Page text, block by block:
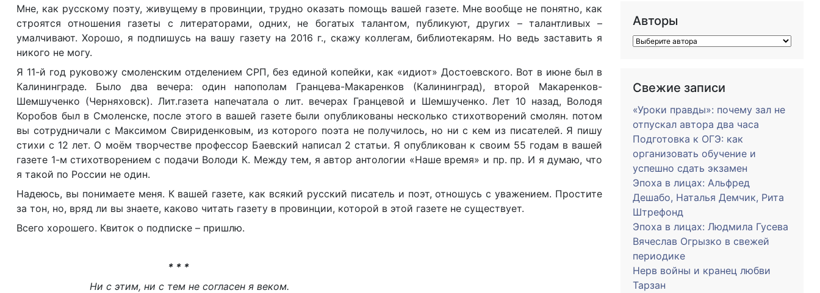
Мне, как русскому поэту, живущему в провинции, трудно оказать помощь вашей газете. Мне вообще не понятно, как
строятся отношения газеты с литераторами, одних, не богатых талантом, публикуют, других – талантливых –
умалчивают. Хорошо, я подпишусь на вашу газету на 2016 г., скажу коллегам, библиотекарям. Но ведь заставить я
никого не могу.
Я 11-й год руковожу смоленским отделением СРП, без единой копейки, как «идиот» Достоевского. Вот в июне был в
Калининграде. Было два вечера: один напополам Гранцева-Макаренков (Калининград), второй Макаренков-
Шемшученко (Черняховск). Лит.газета напечатала о лит. вечерах Гранцевой и Шемшученко. Лет 10 назад, Володя
Коробов был в Смоленске, после этого в вашей газете были опубликованы несколько стихотворений смолян. потом
вы сотрудничали с Максимом Свириденковым, из которого поэта не получилось, но ни с кем из писателей. Я пишу
стихи с 12 лет. О моём творчестве профессор Баевский написал 2 статьи. Я опубликован к своим 55 годам в вашей
газете 1-м стихотворением с подачи Володи К. Между тем, я автор антологии «Наше время» и пр. пр. И я думаю, что
я такой по России не один.
Надеюсь, вы понимаете меня. К вашей газете, как всякий русский писатель и поэт, отношусь с уважением. Простите
за тон, но, вряд ли вы знаете, каково читать газету в провинции, которой в этой газете не существует.
Всего хорошего. Квиток о подписке – пришлю.
* * *
Ни с этим, ни с тем не согласен я веком.
Авторы
Свежие записи
«Уроки правды»: почему зал не
отпускал автора два часа
Подготовка к ОГЭ: как
организовать обучение и
успешно сдать экзамен
Эпоха в лицах: Альфред
Дешабо, Наталья Демчик, Рита
Штрефонд
Эпоха в лицах: Людмила Гусева
Вячеслав Огрызко в свежей
периодике
Нерв войны и кранец любви
Тарзан